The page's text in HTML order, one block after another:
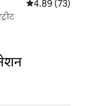
औसत रेटिंग 5 में
4.89 (73)